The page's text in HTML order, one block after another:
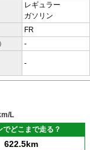
レギュラー
ガソリン
FR
-
-
L
でどこまで走る？
622.5km